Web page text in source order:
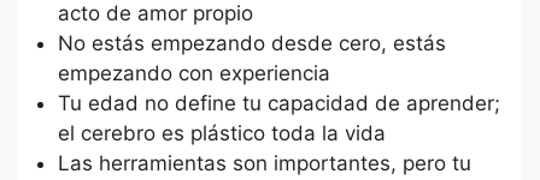
acto de amor propio
No estás empezando desde cero, estás
empezando con experiencia
Tu edad no define tu capacidad de aprender;
el cerebro es plástico toda la vida
Las herramientas son importantes, pero tu